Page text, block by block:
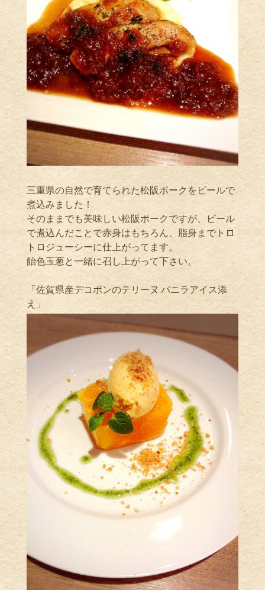
三重県の自然で育てられた松阪ポークをビールで
煮込みました！
そのままでも美味しい松阪ポークですが、ビール
で煮込んだことで赤身はもちろん、脂身までトロ
トロジューシーに仕上がってます。
飴色玉葱と一緒に召し上がって下さい。
「佐賀県産デコポンのテリーヌ バニラアイス添
え」